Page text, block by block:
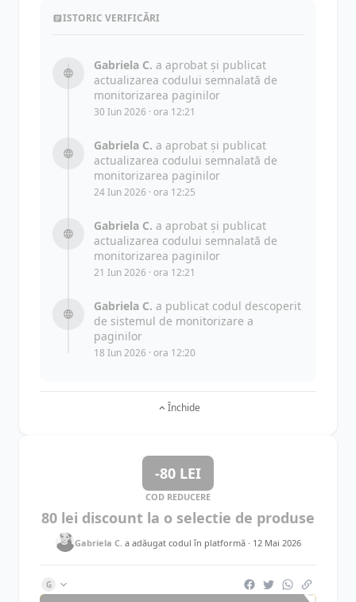
ISTORIC VERIFICĂRI
Gabriela C. a aprobat și publicat
actualizarea codului semnalată de
monitorizarea paginilor
30 Iun 2026 · ora 12:21
Gabriela C. a aprobat și publicat
actualizarea codului semnalată de
monitorizarea paginilor
24 Iun 2026 · ora 12:25
Gabriela C. a aprobat și publicat
actualizarea codului semnalată de
monitorizarea paginilor
21 Iun 2026 · ora 12:21
Gabriela C. a publicat codul descoperit
de sistemul de monitorizare a
paginilor
18 Iun 2026 · ora 12:20
Închide
-80 LEI
COD REDUCERE
80 lei discount la o selectie de produse
Gabriela C. a adăugat codul în platformă · 12 Mai 2026
G